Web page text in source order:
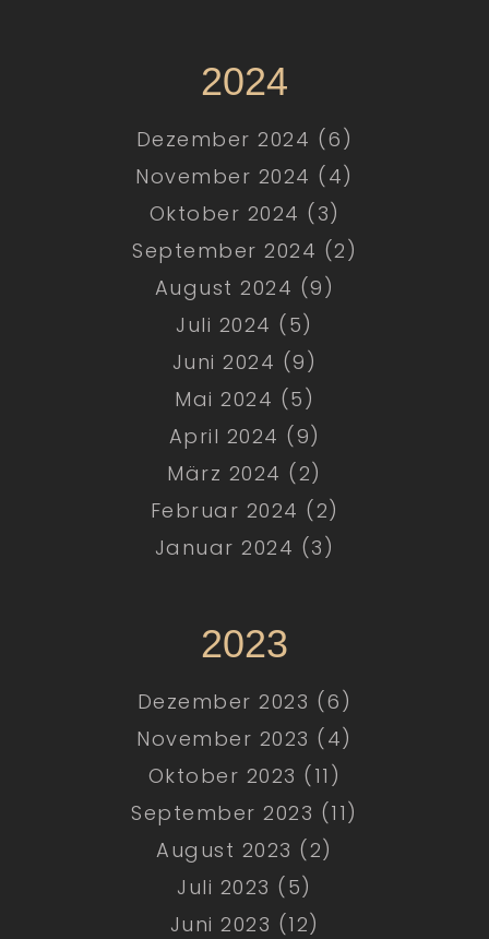
2024
Dezember 2024 (6)
November 2024 (4)
Oktober 2024 (3)
September 2024 (2)
August 2024 (9)
Juli 2024 (5)
Juni 2024 (9)
Mai 2024 (5)
April 2024 (9)
März 2024 (2)
Februar 2024 (2)
Januar 2024 (3)
2023
Dezember 2023 (6)
November 2023 (4)
Oktober 2023 (11)
September 2023 (11)
August 2023 (2)
Juli 2023 (5)
Juni 2023 (12)